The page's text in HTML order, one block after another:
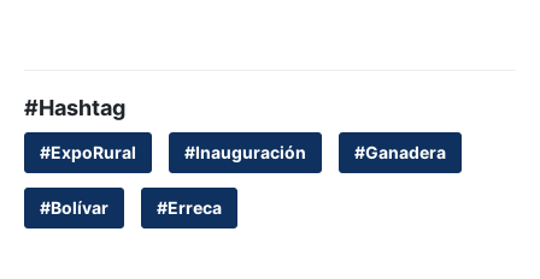
#Hashtag
#ExpoRural #Inauguración #Ganadera
#Bolívar #Erreca